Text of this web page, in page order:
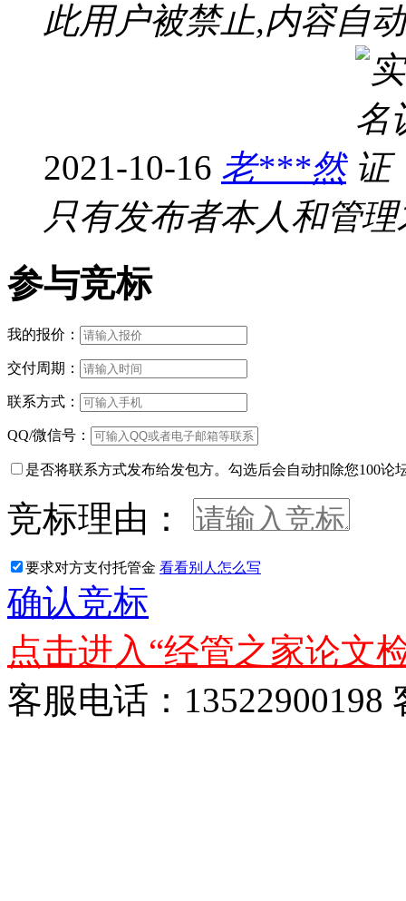
此用户被禁止,内容自
2021-10-16 老***然
只有发布者本人和管
参与竞标
我的报价：
交付周期：
联系方式：
QQ/微信号：
是否将联系方式发布给发包方。勾选后会自动扣除您100论
竞标理由：
要求对方支付托管金 看看别人怎么写
确认竞标
点击进入“经管之家论文
客服电话：13522900198